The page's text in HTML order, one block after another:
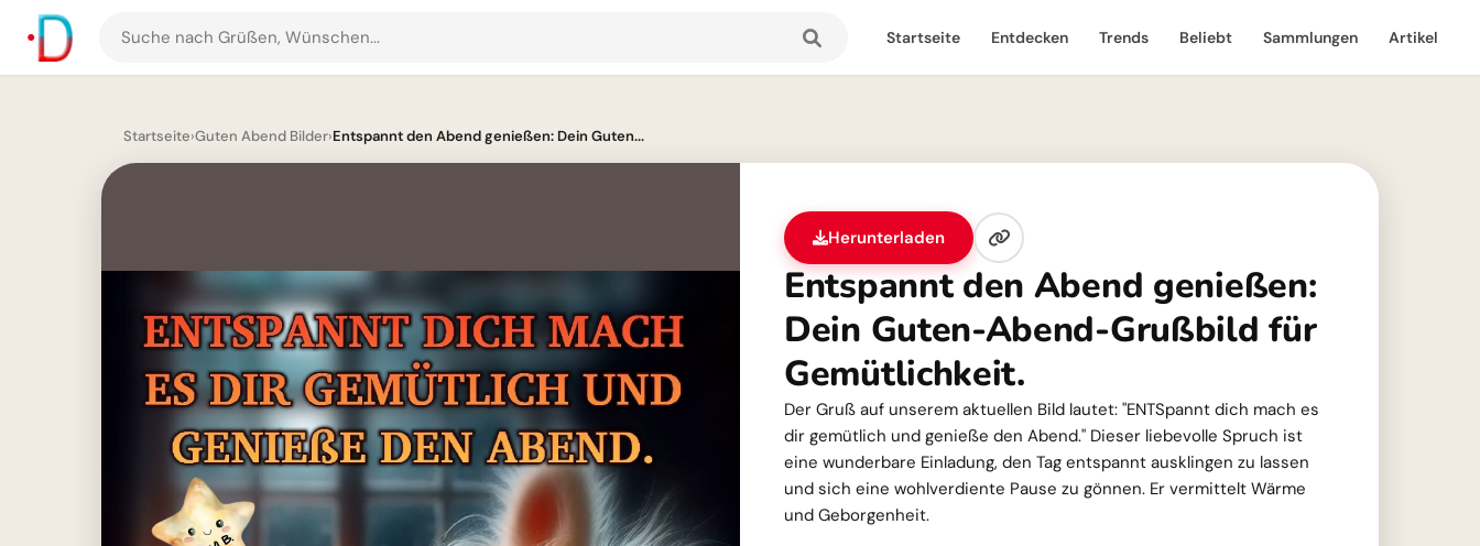
Suche
nach
und
Startseite Entdecken Trends Beliebt Sammlungen Artikel
Startseite›Guten Abend Bilder›Entspannt den Abend genießen: Dein Guten...
Herunterladen
Entspannt den Abend genießen:
Dein Guten-Abend-Grußbild für
Gemütlichkeit.
Der Gruß auf unserem aktuellen Bild lautet: "ENTSpannt dich mach es
dir gemütlich und genieße den Abend." Dieser liebevolle Spruch ist
eine wunderbare Einladung, den Tag entspannt ausklingen zu lassen
und sich eine wohlverdiente Pause zu gönnen. Er vermittelt Wärme
und Geborgenheit.